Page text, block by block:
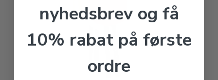
nyhedsbrev og få
10% rabat på første
ordre